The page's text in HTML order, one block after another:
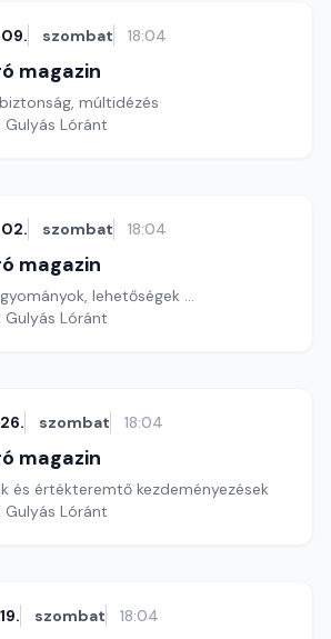
szombat 18:04
magazin
múltidézés
Gulyás Lóránt
szombat 18:04
magazin
lehetőségek ...
Gulyás Lóránt
szombat 18:04
magazin
és értékteremtő kezdeményezések
Gulyás Lóránt
szombat 18:04